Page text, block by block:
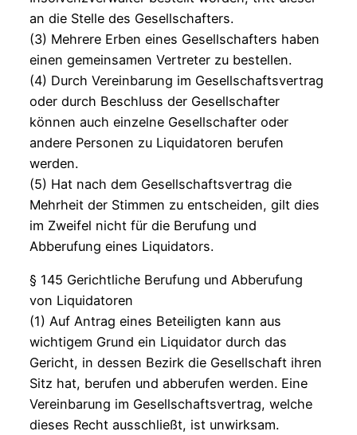
an die Stelle des Gesellschafters.
(3) Mehrere Erben eines Gesellschafters haben
einen gemeinsamen Vertreter zu bestellen.
(4) Durch Vereinbarung im Gesellschaftsvertrag
oder durch Beschluss der Gesellschafter
können auch einzelne Gesellschafter oder
andere Personen zu Liquidatoren berufen
werden.
(5) Hat nach dem Gesellschaftsvertrag die
Mehrheit der Stimmen zu entscheiden, gilt dies
im Zweifel nicht für die Berufung und
Abberufung eines Liquidators.
§ 145 Gerichtliche Berufung und Abberufung
von Liquidatoren
(1) Auf Antrag eines Beteiligten kann aus
wichtigem Grund ein Liquidator durch das
Gericht, in dessen Bezirk die Gesellschaft ihren
Sitz hat, berufen und abberufen werden. Eine
Vereinbarung im Gesellschaftsvertrag, welche
dieses Recht ausschließt, ist unwirksam.